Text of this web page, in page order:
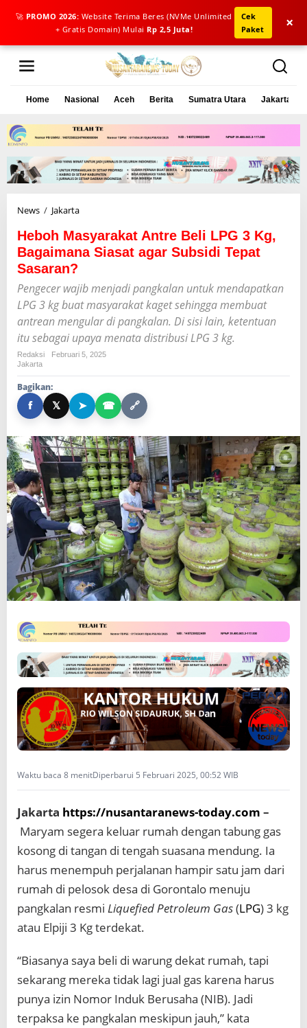
🚀 PROMO 2026: Website Terima Beres (NVMe Unlimited
+ Gratis Domain) Mulai Rp 2,5 Juta!
Cek
Paket
×
L
Home Nasional Aceh Berita Sumatra Utara Jakarta
News / Jakarta
b
o
a
s
a
r
a
a
t
A
n
r
e
B
e
l
i
L
P
G
3
K
g
,
a
g
a
i
m
n
a
S
i
s
a
g
a
r
u
b
i
d
e
p
a
t
S
Heboh Masyarakat Antre Beli LPG 3 Kg,
Bagaimana Siasat agar Subsidi Tepat
Sasaran?
Pengecer wajib menjadi pangkalan untuk mendapatkan
LPG 3 kg buat masyarakat kaget sehingga membuat
antrean mengular di pangkalan. Di sisi lain, ketentuan
itu sebagai upaya menata distribusi LPG 3 kg.
Redaksi
Februari 5, 2025
Jakarta
Bagikan:
f 𝕏 ➤ ☎ 🔗
Waktu baca 8 menitDiperbarui 5 Februari 2025, 00:52 WIB
Jakarta https://nusantaranews-today.com –
Maryam segera keluar rumah dengan tabung gas
kosong di tangan di tengah suasana mendung. Ia
harus menempuh perjalanan hampir satu jam dari
rumah di pelosok desa di Gorontalo menuju
pangkalan resmi Liquefied Petroleum Gas(LPG) 3 kg
atau Elpiji 3 Kg terdekat.
“Biasanya saya beli di warung dekat rumah, tapi
sekarang mereka tidak lagi jual gas karena harus
punya izin Nomor Induk Berusaha (NIB). Jadi
terpaksa ke pangkalan meskipun jauh,” kata